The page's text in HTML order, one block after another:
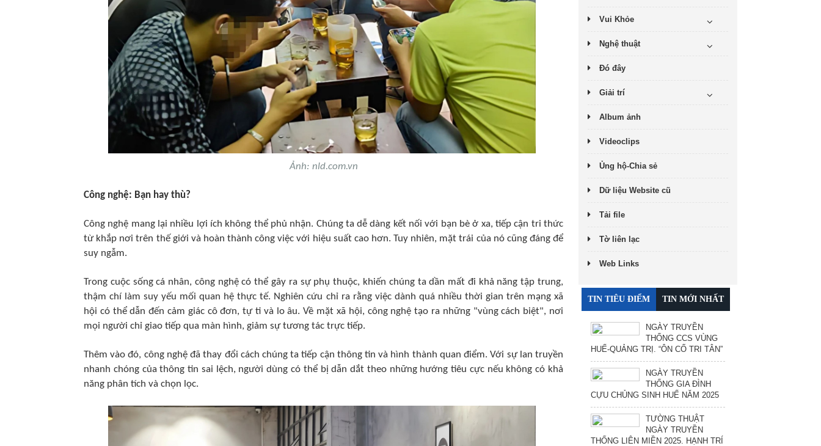
Ảnh: nld.com.vn​
Công nghệ: Bạn hay thù?​
Công nghệ mang lại nhiều lợi ích không thể phủ nhận. Chúng ta dễ dàng kết nối với bạn bè ở xa, tiếp cận tri thức
từ khắp nơi trên thế giới và hoàn thành công việc với hiệu suất cao hơn. Tuy nhiên, mặt trái của nó cũng đáng để
suy ngẫm.
Trong cuộc sống cá nhân, công nghệ có thể gây ra sự phụ thuộc, khiến chúng ta dần mất đi khả năng tập trung,
thậm chí làm suy yếu mối quan hệ thực tế. Nghiên cứu chỉ ra rằng việc dành quá nhiều thời gian trên mạng xã
hội có thể dẫn đến cảm giác cô đơn, tự ti và lo âu. Về mặt xã hội, công nghệ tạo ra những "vùng cách biệt", nơi
mọi người chỉ giao tiếp qua màn hình, giảm sự tương tác trực tiếp.
Thêm vào đó, công nghệ đã thay đổi cách chúng ta tiếp cận thông tin và hình thành quan điểm. Với sự lan truyền
nhanh chóng của thông tin sai lệch, người dùng có thể bị dẫn dắt theo những hướng tiêu cực nếu không có khả
năng phân tích và chọn lọc.
Vui Khỏe
Nghệ thuật
Đó đây
Giải trí
Album ảnh
Videoclips
Ủng hộ-Chia sẻ
Dữ liệu Website cũ
Tải file
Tờ liên lạc
Web Links
TIN TIÊU ĐIỂM TIN MỚI NHẤT
NGÀY TRUYỀN
THỐNG CCS VÙNG
HUẾ-QUẢNG TRỊ. “ÔN CỐ TRI TÂN”
NGÀY TRUYỀN
THỐNG GIA ĐÌNH
CỰU CHỦNG SINH HUẾ NĂM 2025
TƯỜNG THUẬT
NGÀY TRUYỀN
THỐNG LIÊN MIỀN 2025. HẠNH TRÍ